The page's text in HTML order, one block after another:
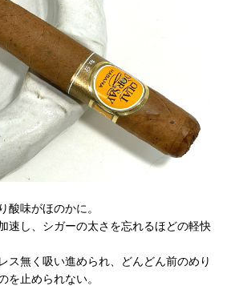
酸味がほのかに。
速し、シガーの太さを忘れるほどの軽快
ス無く吸い進められ、どんどん前のめり
を止められない。